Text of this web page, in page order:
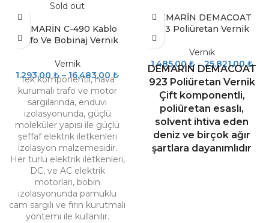
Sold out
DEMARİN C-490 Kablo
Trafo Ve Bobinaj Vernik
Vernik
1.293,00₺ –16.483,00₺
Tek komponentli, hava
kurumalı trafo ve motor
sargılarında, endüvi
izolasyonunda, güçlü
moleküler yapısı ile güçlü
şeffaf elektrik iletkenleri
izolasyon malzemesidir.
Her türlü elektrik iletkenleri,
DC, ve AC elektrik
motorları, bobin
izolasyonunda pamuklu
cam sargılı ve fırın kurutmalı
yöntemi ile kullanılır.
DEMARİN DEMACOAT
923 Poliüretan Vernik
Vernik
1.485,00₺ –25.821,00₺
DEMARİN DEMACOAT
923 Poliüretan Vernik
Çift komponentli,
poliüretan esaslı,
solvent ihtiva eden
deniz ve birçok ağır
şartlara dayanımlıdır